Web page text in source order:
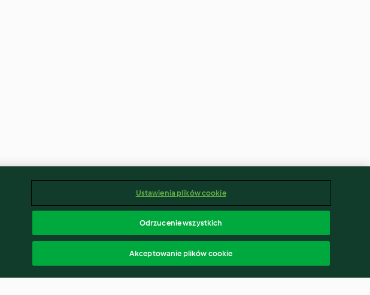
Ustawienia plików cookie
Odrzucenie wszystkich
Akceptowanie plików cookie